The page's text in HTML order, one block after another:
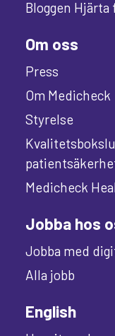
Bloggen Hjärta
Om oss
Press
Om Medicheck
Styrelse
Medicheck
Jobba hos
Jobba med
Alla jobb
English